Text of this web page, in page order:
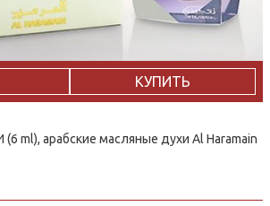
КУПИТЬ
ml), арабские масляные духи Al Haramain